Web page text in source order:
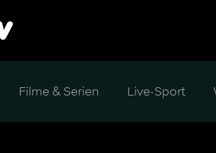
Filme & Serien Live-Sport